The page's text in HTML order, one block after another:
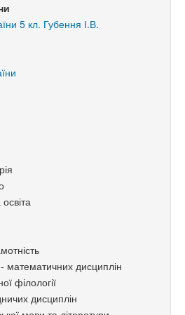
5 кл. Губення І.В.
математичних дисциплін
філології
дисциплін